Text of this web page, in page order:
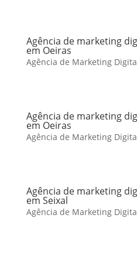
Agência de marketing
em Oeiras
Agência de Marketing
Agência de marketing
em Oeiras
Agência de Marketing
Agência de marketing
em Seixal
Agência de Marketing